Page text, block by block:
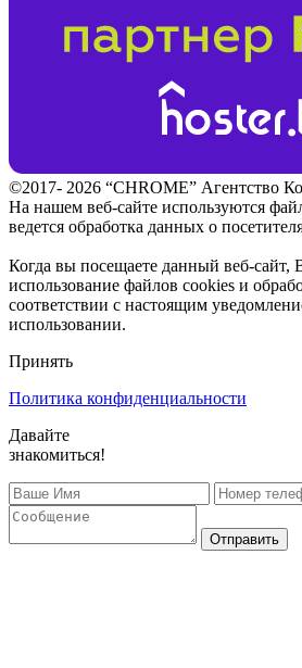
©2017- 2026 “CHROME” Агентство
На нашем веб-сайте используются
ведется обработка данных о
Когда вы посещаете данный веб-сайт,
использование файлов cookies и
соответствии с настоящим
использовании.
Принять
Политика конфиденциальности
Давайте
знакомиться!
Отправить